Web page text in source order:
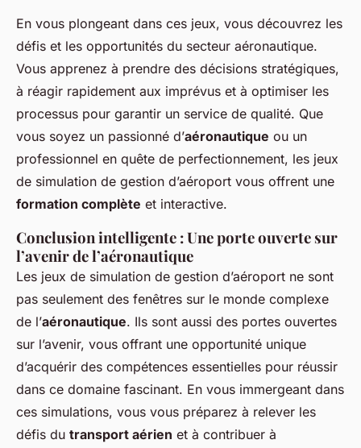
En vous plongeant dans ces jeux, vous découvrez les
défis et les opportunités du secteur aéronautique.
Vous apprenez à prendre des décisions stratégiques,
à réagir rapidement aux imprévus et à optimiser les
processus pour garantir un service de qualité. Que
vous soyez un passionné d’aéronautique ou un
professionnel en quête de perfectionnement, les jeux
de simulation de gestion d’aéroport vous offrent une
formation complète et interactive.
Conclusion intelligente : Une porte ouverte sur
l’avenir de l’aéronautique
Les jeux de simulation de gestion d’aéroport ne sont
pas seulement des fenêtres sur le monde complexe
de l’aéronautique. Ils sont aussi des portes ouvertes
sur l’avenir, vous offrant une opportunité unique
d’acquérir des compétences essentielles pour réussir
dans ce domaine fascinant. En vous immergeant dans
ces simulations, vous vous préparez à relever les
défis du transport aérien et à contribuer à